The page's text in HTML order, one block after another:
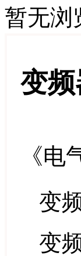
暂无浏
变
《电
变
变频